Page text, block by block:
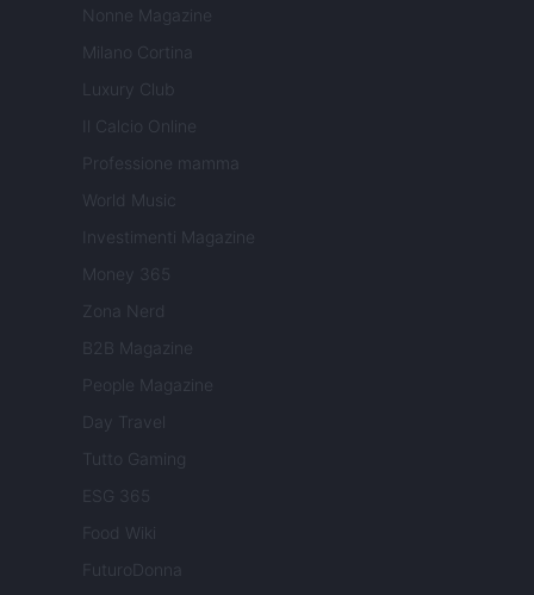
Nonne Magazine
Milano Cortina
Luxury Club
Il Calcio Online
Professione mamma
World Music
Investimenti Magazine
Money 365
Zona Nerd
B2B Magazine
People Magazine
Day Travel
Tutto Gaming
ESG 365
Food Wiki
FuturoDonna